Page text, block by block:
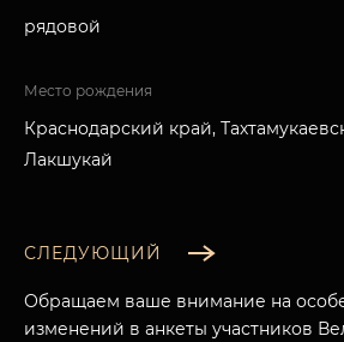
рядовой
Место рождения
Краснодарский край,
Лакшукай
СЛЕДУЮЩИЙ
Обращаем ваше внимание на
изменений в анкеты участников